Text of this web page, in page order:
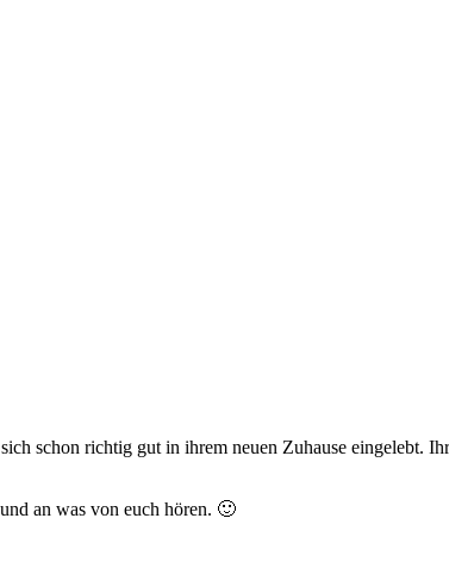
schon richtig gut in ihrem neuen Zuhause eingelebt.
an was von euch hören. 🙂